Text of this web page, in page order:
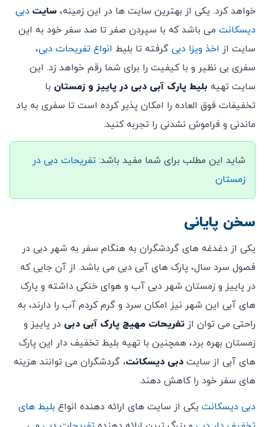
خواهد کرد. یکی از بهترین سایت ها در این زمینه، سایت دبی
دیسکانت می باشد که با سپردن صفر تا صد سفر خود به این
سایت از اخذ ویزا دبی گرفته تا بلیط انواع تفریحات دبی،
سفری بی نظیر و با کیفیت را برای شما رقم خواهد زد. این
سایت تهیه بلیط پارک آبی دبی در پاییز و زمستان با
تخفیفات فوق العاده را امکان پذیر کرده است تا سفری به یاد
ماندنی و فراموش نشدنی را تجربه کنید.
شاید این مطلب برای شما مفید باشد: تفریحات دبی در
زمستان
سخن پایانی
یکی از دغدغه های گردشگران به هنگام سفر به شهر دبی در
فصول سرد سال، پارک های آبی دبی می باشد. از آن جایی که
در پاییز و زمستان شهر دبی آب و هوای خنکی داشته و پارک
های آبی این شهر نیز امکان سرد و گرم کردم آب را دارند، به
راحتی می توان از تفریحات مهیج پارک آبی دبی در پاییز و
زمستان بهره برد، همچنین با تهیه بلیط تخفیف دار این پارک
های آبی از سایت دبی دیسکانت، گردشگران می توانند هزینه
های سفر خود را کاهش دهند.
دبی دیسکانت یکی از سایت های ارائه دهنده انواع بلیط های